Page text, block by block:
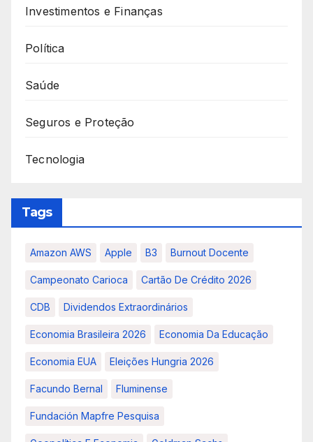
Investimentos e Finanças
Política
Saúde
Seguros e Proteção
Tecnologia
Tags
Amazon AWS Apple B3 Burnout Docente
Campeonato Carioca Cartão De Crédito 2026
CDB Dividendos Extraordinários
Economia Brasileira 2026 Economia Da Educação
Economia EUA Eleições Hungria 2026
Facundo Bernal Fluminense
Fundación Mapfre Pesquisa